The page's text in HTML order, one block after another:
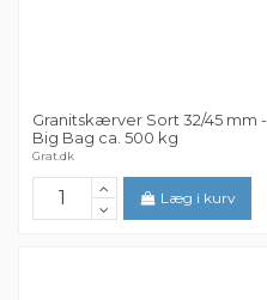
Granitskærver Sort 32/45 mm -
Big Bag ca. 500 kg
Grat.dk
Læg i kurv